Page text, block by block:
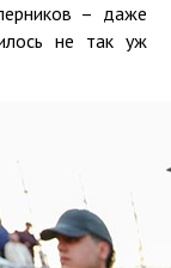
– даже
не так уж